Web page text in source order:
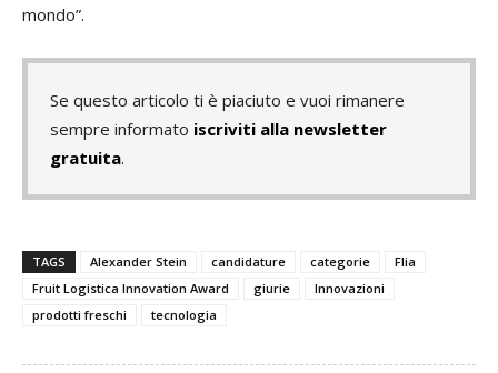
mondo”.
Se questo articolo ti è piaciuto e vuoi rimanere
sempre informato iscriviti alla newsletter
gratuita.
TAGS Alexander Stein candidature categorie
Flia
Fruit Logistica Innovation Award
giurie
Innovazioni
prodotti freschi
tecnologia